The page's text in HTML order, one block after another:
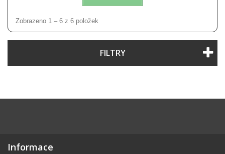
Zobrazeno 1 – 6 z 6 položek
FILTRY
Informace